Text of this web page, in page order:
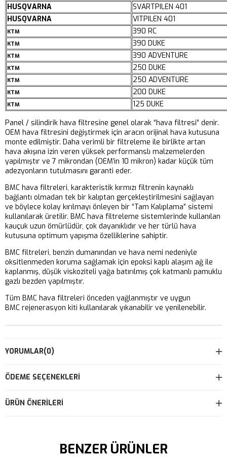
HUSQVARNA
SVARTPILEN 401
HUSQVARNA
VITPILEN 401
KTM 390 RC
KTM 390 DUKE
KTM 390 ADVENTURE
KTM 250 DUKE
KTM 250 ADVENTURE
KTM 200 DUKE
KTM
125 DUKE
Panel / silindirik hava filtresine genel olarak “hava filtresi” denir.
OEM hava filtresini değiştirmek için aracın orijinal hava kutusuna
monte edilmiştir. Daha verimli bir filtreleme ile birlikte artan
hava akışına izin veren yüksek performanslı malzemelerden
yapılmıştır ve 7 mikrondan (OEM’in 10 mikron) kadar küçük tüm
adezyonların tutulmasını garanti eder.
BMC hava filtreleri, karakteristik kırmızı filtrenin kaynaklı
bağlantı olmadan tek bir kalıptan gerçekleştirilmesini sağlayan
ve böylece kolay kırılmayı önleyen bir “Tam Kalıplama” sistemi
kullanılarak üretilir. BMC hava filtreleme sistemlerinde kullanılan
kauçuk uzun ömürlüdür, çok dayanıklıdır ve her türlü hava
kutusuna optimum yapışma özelliklerine sahiptir.
BMC filtreleri, benzin dumanından ve hava nemi nedeniyle
oksitlenmeden koruma sağlamak için epoksi kaplı alaşım ağ ile
kaplanmış, düşük viskoziteli yağa batırılmış çok katmanlı pamuklu
gazlı bezden yapılmıştır.
Tüm BMC hava filtreleri önceden yağlanmıştır ve uygun
BMC rejenerasyon kiti kullanılarak yıkanabilir ve yenilenebilir.
YORUMLAR(0)
ÖDEME SEÇENEKLERI
ÜRÜN ÖNERILERI
BENZER ÜRÜNLER